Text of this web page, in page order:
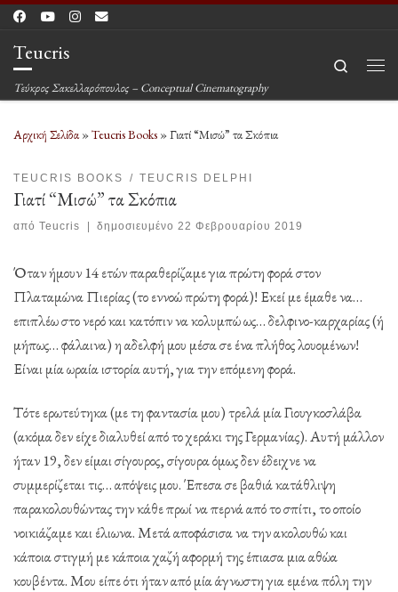
Μετάβαση στο περιεχόμενο
Teucris
Τεύκρος Σακελλαρόπουλος – Conceptual Cinematography
Search
Αρχική Σελίδα»Teucris Books »Γιατί “Μισώ” τα Σκόπια
TEUCRIS BOOKS TEUCRIS DELPHI
Γιατί “Μισώ” τα Σκόπια
από Teucris δημοσιευμένο22 Φεβρουαρίου 2019
Όταν ήμουν 14 ετών παραθερίζαμε για πρώτη φορά στον
Πλαταμώνα Πιερίας (το εννοώ πρώτη φορά)! Εκεί με έμαθε να…
επιπλέω στο νερό και κατόπιν να κολυμπώ ως… δελφινο-καρχαρίας (ή
μήπως… φάλαινα) η αδελφή μου μέσα σε ένα πλήθος λουομένων!
Είναι μία ωραία ιστορία αυτή, για την επόμενη φορά.
Τότε ερωτεύτηκα (με τη φαντασία μου) τρελά μία Γιουγκοσλάβα
(ακόμα δεν είχε διαλυθεί από το χεράκι της Γερμανίας). Αυτή μάλλον
ήταν 19, δεν είμαι σίγουρος, σίγουρα όμως δεν έδειχνε να
συμμερίζεται τις… απόψεις μου. Έπεσα σε βαθιά κατάθλιψη
παρακολουθώντας την κάθε πρωί να περνά από το σπίτι, το οποίο
νοικιάζαμε και έλιωνα. Μετά αποφάσισα να την ακολουθώ και
κάποια στιγμή με κάποια χαζή αφορμή της έπιασα μια αθώα
κουβέντα. Μου είπε ότι ήταν από μία άγνωστη για εμένα πόλη την